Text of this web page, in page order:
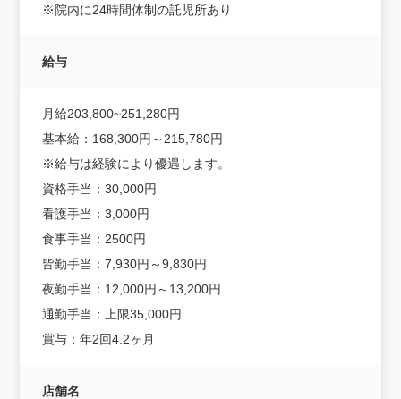
※院内に24時間体制の託児所あり
給与
月給203,800~251,280円
基本給：168,300円～215,780円
※給与は経験により優遇します。
資格手当：30,000円
看護手当：3,000円
食事手当：2500円
皆勤手当：7,930円～9,830円
夜勤手当：12,000円～13,200円
通勤手当：上限35,000円
賞与：年2回4.2ヶ月
店舗名